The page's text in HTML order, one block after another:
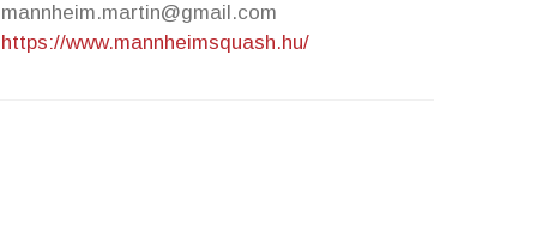
mannheim.martin@gmail.com
https://www.mannheimsquash.hu/